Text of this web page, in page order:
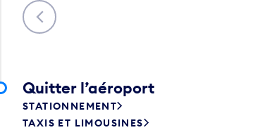
Précédent
Quitter l’aéroport
STATIONNEMENT
TAXIS ET LIMOUSINES